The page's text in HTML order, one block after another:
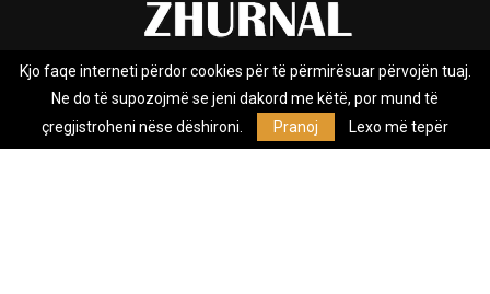
Rreth nesh Impresumi Marketing
Kontakt
Privacy Policy
Zhurnal.mk është Agjenci e Lajmeve e pavarur, e themeluar në vitin
Kjo faqe interneti përdor cookies për të përmirësuar përvojën tuaj.
Ne do të supozojmë se jeni dakord me këtë, por mund të
çregjistroheni nëse dëshironi.
Pranoj Lexo më tepër